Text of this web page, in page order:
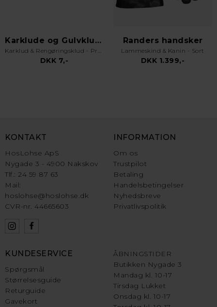
Karklude og Gulvklude
Karklud & Rengøringsklud - Pro Kvalitet - Valgfri Farve
DKK 7,-
Randers handsker
Lammeskind & Kanin - Sort
DKK 1.399,-
KONTAKT
HosLohse ApS
Nygade 3 - 4900 Nakskov
Tlf.: 24 59 87 63
Mail:
hoslohse@hoslohse.dk
CVR-nr. 44665603
INFORMATION
Om os
Trustpilot
Betaling
Handelsbetingelser
Nyhedsbreve
Privatlivspolitik
KUNDESERVICE
Spørgsmål
Størrelsesguide
Returguide
Gavekort
ÅBNINGSTIDER
Butikken Nygade 3
Mandag kl. 10-17
Tirsdag Lukket
Onsdag kl. 10-17